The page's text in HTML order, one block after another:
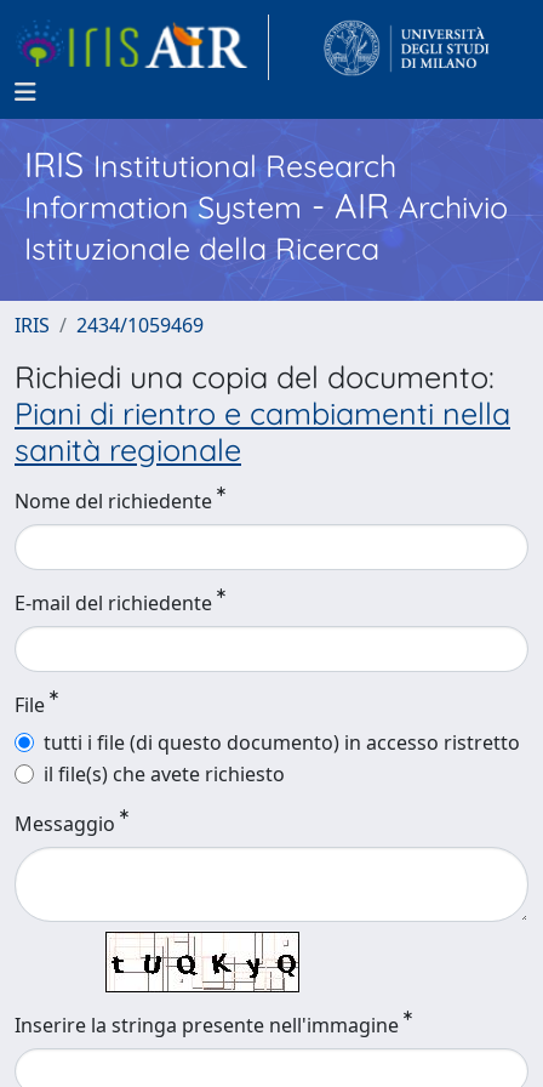
IRISInstitutional Research
Information System - AIR Archivio
Istituzionale della Ricerca
IRIS 2434/1059469
Richiedi una copia del documento:
Piani di rientro e cambiamenti nella
sanità regionale
Nome del richiedente
E-mail del richiedente
File
tutti i file (di questo documento) in accesso ristretto
il file(s) che avete richiesto
Messaggio
Inserire la stringa presente nell'immagine